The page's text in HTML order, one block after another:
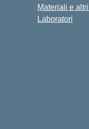
Materiali e
Laboratori